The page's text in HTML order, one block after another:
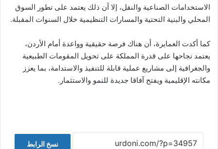
الاستخدامات الصناعية والنقل، إلا أن ذلك يعتمد على تطور السوق
المحلي والبنية التحتية والمسارات التنظيمية خلال السنوات المقبلة.
كما أكدت العمايرة، أن هناك فرصة حقيقية وواعدة أمام الأردن،
يعتمد نجاحها على قدرة المملكة على تحويل المقومات الطبيعية
والجغرافية إلى مشاريع عملية قابلة للتنفيذ والاستدامة، بما يعزز
مكانته الإقليمية ويفتح آفاقا جديدة للنمو والاستثمار.
نسخ الرابط